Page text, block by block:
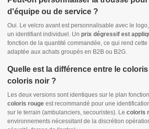
d'équipe ou de service ?
Oui. Le velcro avant est personnalisable avec le
un identifiant individuel. Un prix dégressif est
fonction de la quantité commandée, ce qui rend
adaptée aux achats groupés en B2B ou B2G.
Quelle est la différence entre le
coloris noir ?
Les deux versions sont identiques sur le plan
coloris rouge est recommandé pour une
sur le terrain (ambulanciers, secouristes). Le coloris
environnements nécessitant de la discrétion